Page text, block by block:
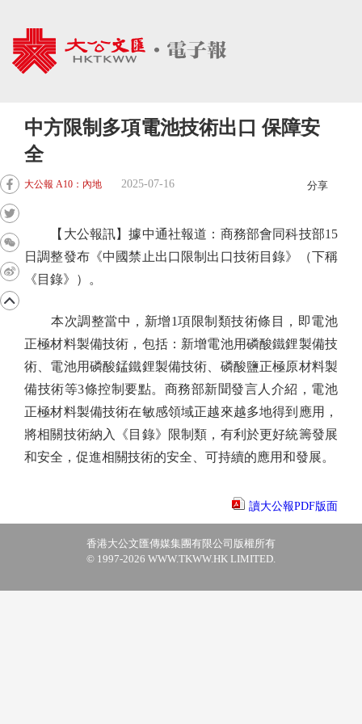
中方限制多項電池技術出口 保障安
全
大公報 A10：內地 2025-07-16 分享
【大公報訊】據中通社報道：商務部會同科技部15
日調整發布《中國禁止出口限制出口技術目錄》（下稱
《目錄》）。
本次調整當中，新增1項限制類技術條目，即電池
正極材料製備技術，包括：新增電池用磷酸鐵鋰製備技
術、電池用磷酸錳鐵鋰製備技術、磷酸鹽正極原材料製
備技術等3條控制要點。商務部新聞發言人介紹，電池
正極材料製備技術在敏感領域正越來越多地得到應用，
將相關技術納入《目錄》限制類，有利於更好統籌發展
和安全，促進相關技術的安全、可持續的應用和發展。
讀大公報PDF版面
香港大公文匯傳媒集團有限公司版權所有
© 1997-2026 WWW.TKWW.HK LIMITED.